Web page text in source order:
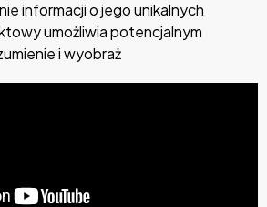
informacji o jego unikalnych
umożliwia potencjalnym
i wyobraż